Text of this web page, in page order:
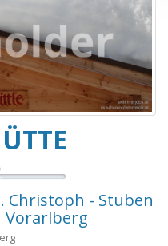
Christoph - Stuben
Vorarlberg